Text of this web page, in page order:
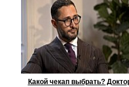
Какой чекап выбрать?